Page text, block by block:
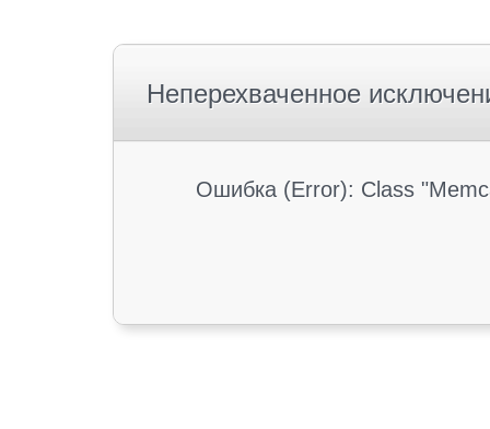
Неперехваченное
Ошибка (Error): Class